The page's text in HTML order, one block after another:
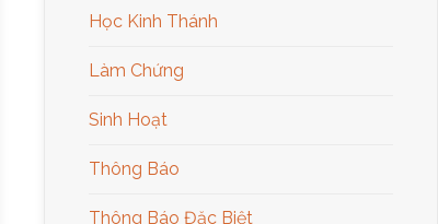
Học Kinh Thánh
Làm Chứng
Sinh Hoạt
Thông Báo
Thông Báo Đặc Biệt